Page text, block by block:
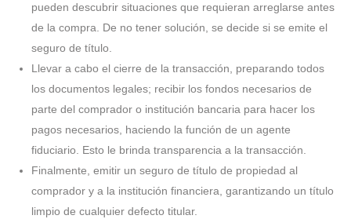
pueden descubrir situaciones que requieran arreglarse antes
de la compra. De no tener solución, se decide si se emite el
seguro de título.
Llevar a cabo el cierre de la transacción, preparando todos
los documentos legales; recibir los fondos necesarios de
parte del comprador o institución bancaria para hacer los
pagos necesarios, haciendo la función de un agente
fiduciario. Esto le brinda transparencia a la transacción.
Finalmente, emitir un seguro de título de propiedad al
comprador y a la institución financiera, garantizando un título
limpio de cualquier defecto titular.